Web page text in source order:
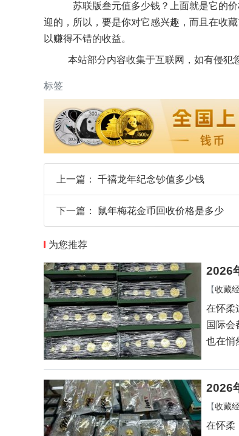
苏联版叁元值多少钱？上面就是它的
迎的，所以，要是你对它感兴趣，而且在收
以赚得不错的收益。
本站部分内容收集于互联网，如有侵犯
标签
上一篇： 千禧龙年纪念钞值多少钱
下一篇： 鼠年梅花金币回收价格是多少
为您推荐
2026
【收藏
在怀柔
国际
也在悄
2026
【收藏
在怀柔